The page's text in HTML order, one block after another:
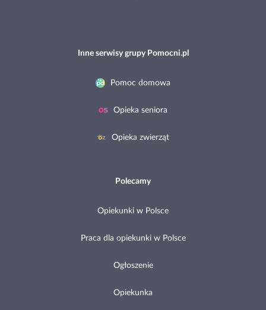
Inne serwisy grupy Pomocni.pl
Pomoc domowa
Opieka seniora
Opieka zwierząt
Polecamy
Opiekunki w Polsce
Praca dla opiekunki w Polsce
Ogłoszenie
Opiekunka